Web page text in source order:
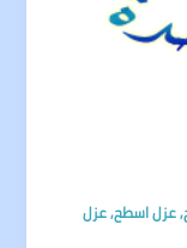
,عزل اسطح,عزل